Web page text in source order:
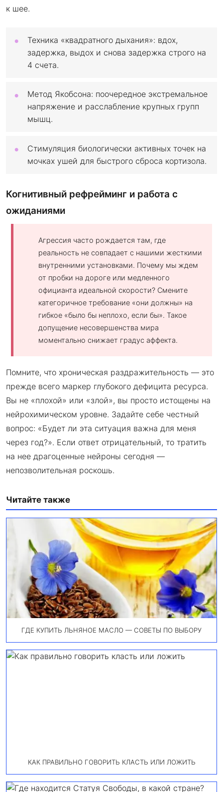
к шее.
Техника «квадратного дыхания»: вдох,
задержка, выдох и снова задержка строго на
4 счета.
Метод Якобсона: поочередное экстремальное
напряжение и расслабление крупных групп
мышц.
Стимуляция биологически активных точек на
мочках ушей для быстрого сброса кортизола.
Когнитивный рефрейминг и работа с
ожиданиями
Агрессия часто рождается там, где
реальность не совпадает с нашими жесткими
внутренними установками. Почему мы ждем
от пробки на дороге или медленного
официанта идеальной скорости? Смените
категоричное требование «они должны» на
гибкое «было бы неплохо, если бы». Такое
допущение несовершенства мира
моментально снижает градус аффекта.
Помните, что хроническая раздражительность — это
прежде всего маркер глубокого дефицита ресурса.
Вы не «плохой» или «злой», вы просто истощены на
нейрохимическом уровне. Задайте себе честный
вопрос: «Будет ли эта ситуация важна для меня
через год?». Если ответ отрицательный, то тратить
на нее драгоценные нейроны сегодня —
непозволительная роскошь.
Читайте также
ГДЕ КУПИТЬ ЛЬНЯНОЕ МАСЛО — СОВЕТЫ ПО ВЫБОРУ
КАК ПРАВИЛЬНО ГОВОРИТЬ КЛАСТЬ ИЛИ ЛОЖИТЬ